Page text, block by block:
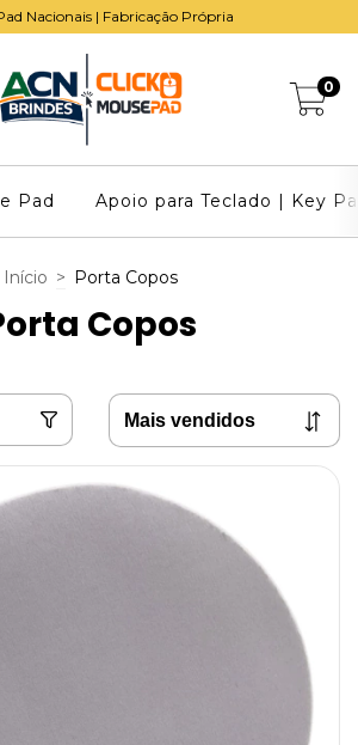
Nacionais | Fabricação Própria
0
Pad Apoio para Teclado | Key
Início > Porta Copos
Copos